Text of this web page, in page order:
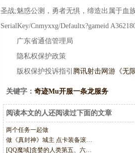
圣战;魅惑公测，勇者无惧，缔造出属于血
SerialKey/Cnmyxxg/Defaultx?gameid
广东省通信管理局
隐私权保护政策
版权保护投诉指引 腾讯射击网游《无
关键字： 奇迹Mu开服一条龙服务
阅读本文的人还阅读过下面的文章
两个任务一起做
做《真封神》城主 点卡装备滚…
[QQ魔域]贪婪的人类第五、六…